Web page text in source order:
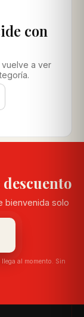
con
vuelve a ver
bienvenida solo
al momento. Sin